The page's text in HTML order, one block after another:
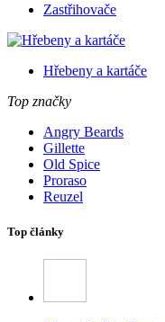
Zastřihovače
Hřebeny a kartáče
Top značky
Angry Beards
Gillette
Old Spice
Proraso
Reuzel
Top články